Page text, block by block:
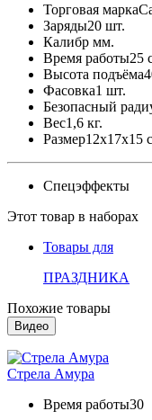
Торговая марка
Заряды20 шт.
Калибр мм.
Время работы25
Высота подъёма
Фасовка1 шт.
Безопасный
Вес1,6 кг.
Размер12x17x15
Спецэффекты
Этот товар в наборах
Товары для
ПРАЗДНИКА
Похожие товары
Видео
Стрела Амура
Время работы30